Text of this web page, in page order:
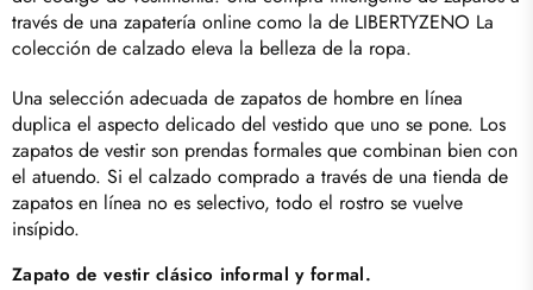
través de una zapatería online como la de LIBERTYZENO La
colección de calzado eleva la belleza de la ropa.
Una selección adecuada de zapatos de hombre en línea
duplica el aspecto delicado del vestido que uno se pone. Los
zapatos de vestir son prendas formales que combinan bien con
el atuendo. Si el calzado comprado a través de una tienda de
zapatos en línea no es selectivo, todo el rostro se vuelve
insípido.
Zapato de vestir clásico informal y formal.